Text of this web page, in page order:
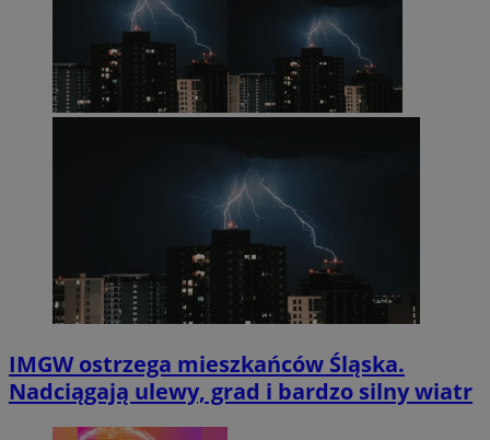
IMGW ostrzega mieszkańców Śląska.
Nadciągają ulewy, grad i bardzo silny wiatr